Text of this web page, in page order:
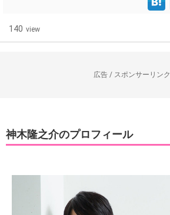
140 view
広告 / スポンサーリンク
神木隆之介のプロフィール